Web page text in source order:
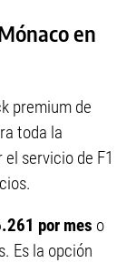
en
premium de
toda la
servicio de F1
por mes o
Es la opción